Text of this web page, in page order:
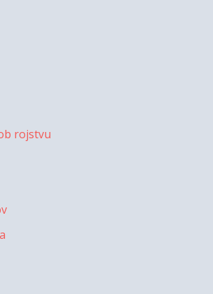
rojstvu